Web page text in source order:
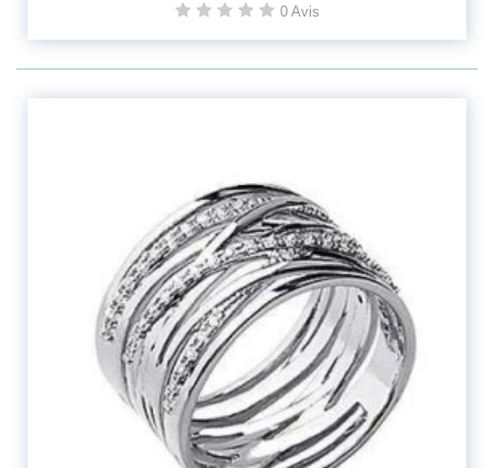
0 Avis